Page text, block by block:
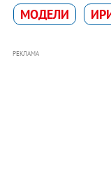
МОДЕЛИ
РЕКЛАМА